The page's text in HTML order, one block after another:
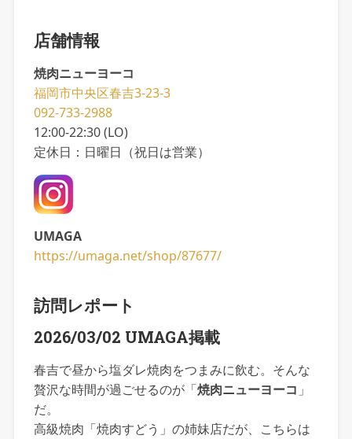
店舗情報
焼肉ニューヨーコ
福岡市中央区春吉3-23-3
092-733-2988
12:00-22:30 (LO)
定休日：日曜日（祝日は営業）
UMAGA
https://umaga.net/shop/87677/
訪問レポート
2026/03/02 UMAGA掲載
春吉で昼から塩ダレ焼肉をつまみに飲む。そんな
贅沢な時間が過ごせるのが「焼肉ニューヨーコ 」
だ。
高級焼肉「焼肉すどう」の姉妹店だが、こちらは